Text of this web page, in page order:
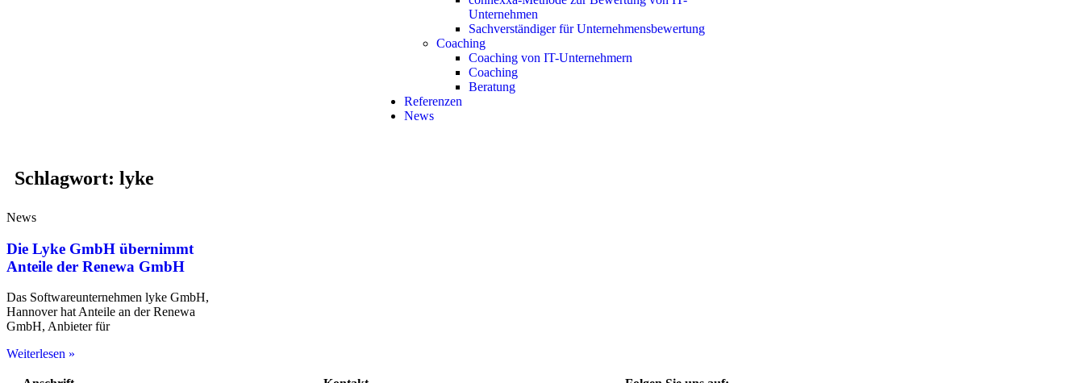
Unternehmen
Sachverständiger für Unternehmensbewertung
Coaching
Coaching von IT-Unternehmern
Coaching
Beratung
Referenzen
News
Schlagwort: lyke
News
Die Lyke GmbH übernimmt
Anteile der Renewa GmbH
Das Softwareunternehmen lyke GmbH,
Hannover hat Anteile an der Renewa
GmbH, Anbieter für
Weiterlesen »